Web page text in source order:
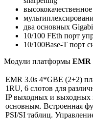
два основных
10/100 FEth порт
10/100Base-T порт
Модули платформы EMR
EMR 3.0s 4*GBE (2+2)
1RU, 6 слотов для
IP выходных и выходных
основным. Встроенная
PSI/SI таблиц.